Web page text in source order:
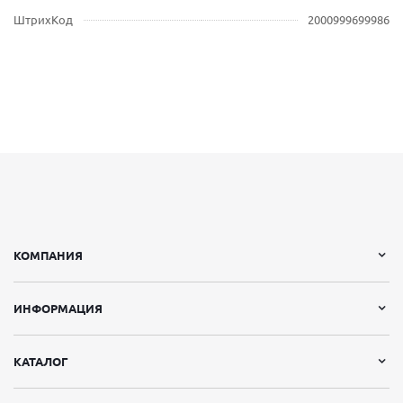
ШтрихКод 2000999699986
КОМПАНИЯ
ИНФОРМАЦИЯ
КАТАЛОГ